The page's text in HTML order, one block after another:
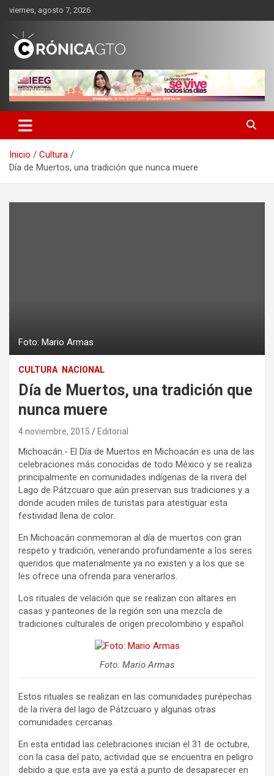
Saltar
contenido
viernes, agosto 7, 2026
CRONICA GUANAJUATO
Inicio
Cultura
Día de Muertos, una tradición que nunca muere
Foto: Mario Armas
CULTURA NACIONAL
Día de Muertos, una tradición que
nunca muere
4 noviembre, 2015 Editorial
Michoacán.- El Día de Muertos en Michoacán es una de las
celebraciones más conocidas de todo México y se realiza
principalmente en comunidades indígenas de la rivera del
Lago de Pátzcuaro que aún preservan sus tradiciones y a
donde acuden miles de turistas para atestiguar esta
festividad llena de color.
En Michoacán conmemoran al día de muertos con gran
respeto y tradición, venerando profundamente a los seres
queridos que materialmente ya no existen y a los que se
les ofrece una ofrenda para venerarlos.
Los rituales de velación que se realizan con altares en
casas y panteones de la región son una mezcla de
tradiciones culturales de origen precolombino y español.
Foto: Mario Armas
Estos rituales se realizan en las comunidades purépechas
de la rivera del lago de Pátzcuaro y algunas otras
comunidades cercanas.
En esta entidad las celebraciones inician el 31 de octubre,
con la casa del pato, actividad que se encuentra en peligro
debido a que esta ave ya está a punto de desaparecer en